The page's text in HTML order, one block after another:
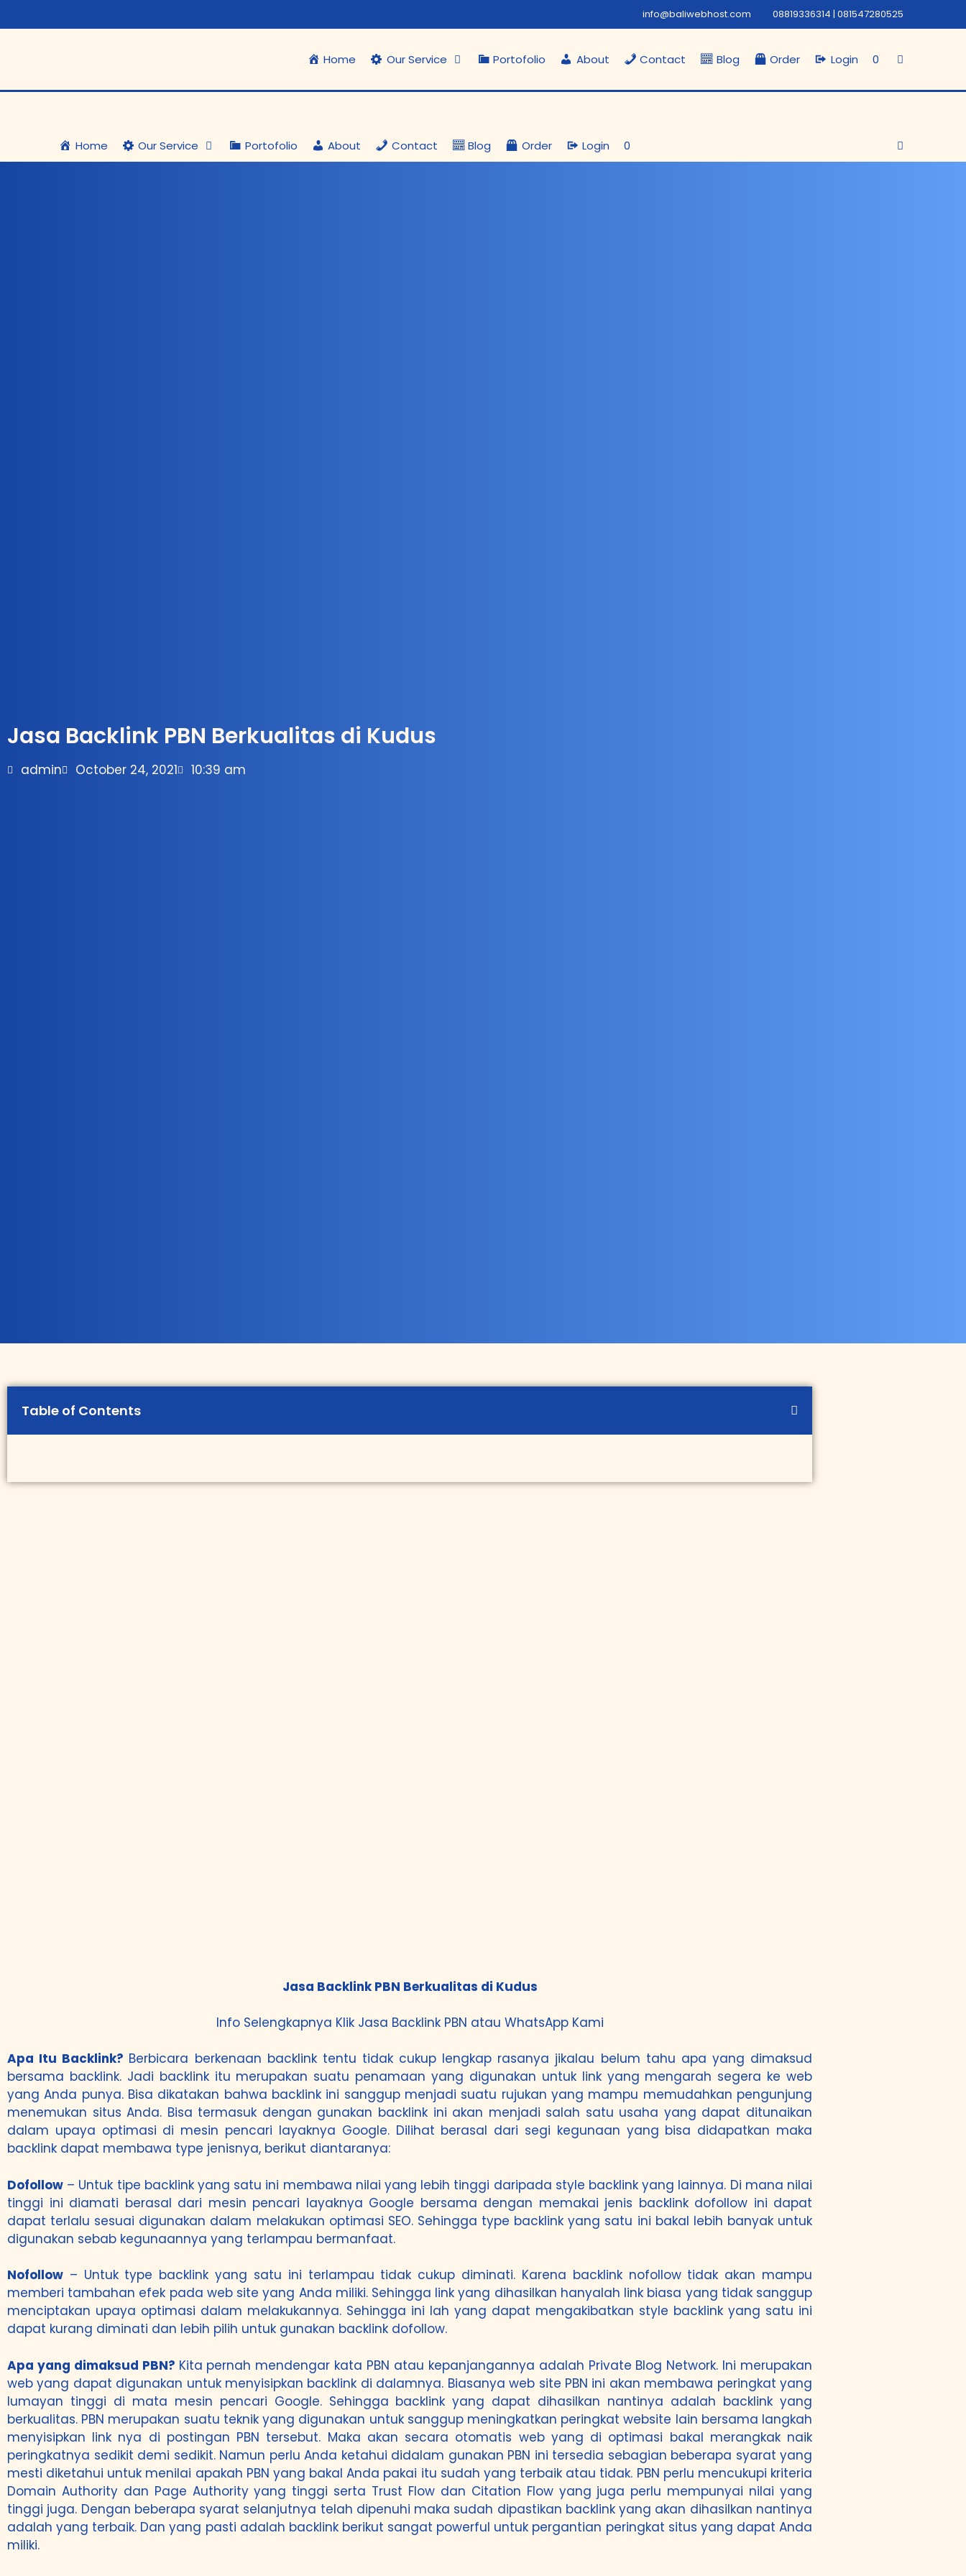
info@baliwebhost.com 08819336314 | 081547280525
Home Our Service Portofolio About Contact Blog Order Login 0
Home Our Service Portofolio About Contact Blog Order Login 0
Jasa Backlink PBN Berkualitas di Kudus
admin October 24, 2021 10:39 am
Table of Contents
Jasa Backlink PBN Berkualitas di Kudus
Info Selengkapnya Klik Jasa Backlink PBN atau WhatsApp Kami
Apa Itu Backlink? Berbicara berkenaan backlink tentu tidak cukup lengkap rasanya jikalau belum tahu apa yang dimaksud
bersama backlink. Jadi backlink itu merupakan suatu penamaan yang digunakan untuk link yang mengarah segera ke web
yang Anda punya. Bisa dikatakan bahwa backlink ini sanggup menjadi suatu rujukan yang mampu memudahkan pengunjung
menemukan situs Anda. Bisa termasuk dengan gunakan backlink ini akan menjadi salah satu usaha yang dapat ditunaikan
dalam upaya optimasi di mesin pencari layaknya Google. Dilihat berasal dari segi kegunaan yang bisa didapatkan maka
backlink dapat membawa type jenisnya, berikut diantaranya:
Dofollow – Untuk tipe backlink yang satu ini membawa nilai yang lebih tinggi daripada style backlink yang lainnya. Di mana nilai
tinggi ini diamati berasal dari mesin pencari layaknya Google bersama dengan memakai jenis backlink dofollow ini dapat
dapat terlalu sesuai digunakan dalam melakukan optimasi SEO. Sehingga type backlink yang satu ini bakal lebih banyak untuk
digunakan sebab kegunaannya yang terlampau bermanfaat.
Nofollow – Untuk type backlink yang satu ini terlampau tidak cukup diminati. Karena backlink nofollow tidak akan mampu
memberi tambahan efek pada web site yang Anda miliki. Sehingga link yang dihasilkan hanyalah link biasa yang tidak sanggup
menciptakan upaya optimasi dalam melakukannya. Sehingga ini lah yang dapat mengakibatkan style backlink yang satu ini
dapat kurang diminati dan lebih pilih untuk gunakan backlink dofollow.
Apa yang dimaksud PBN? Kita pernah mendengar kata PBN atau kepanjangannya adalah Private Blog Network. Ini merupakan
web yang dapat digunakan untuk menyisipkan backlink di dalamnya. Biasanya web site PBN ini akan membawa peringkat yang
lumayan tinggi di mata mesin pencari Google. Sehingga backlink yang dapat dihasilkan nantinya adalah backlink yang
berkualitas. PBN merupakan suatu teknik yang digunakan untuk sanggup meningkatkan peringkat website lain bersama langkah
menyisipkan link nya di postingan PBN tersebut. Maka akan secara otomatis web yang di optimasi bakal merangkak naik
peringkatnya sedikit demi sedikit. Namun perlu Anda ketahui didalam gunakan PBN ini tersedia sebagian beberapa syarat yang
mesti diketahui untuk menilai apakah PBN yang bakal Anda pakai itu sudah yang terbaik atau tidak. PBN perlu mencukupi kriteria
Domain Authority dan Page Authority yang tinggi serta Trust Flow dan Citation Flow yang juga perlu mempunyai nilai yang
tinggi juga. Dengan beberapa syarat selanjutnya telah dipenuhi maka sudah dipastikan backlink yang akan dihasilkan nantinya
adalah yang terbaik. Dan yang pasti adalah backlink berikut sangat powerful untuk pergantian peringkat situs yang dapat Anda
miliki.